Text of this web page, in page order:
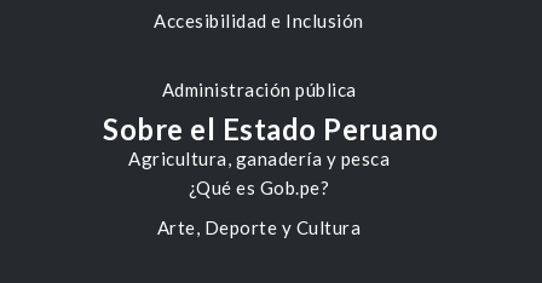
Accesibilidad e Inclusión
Administración pública
Agricultura, ganadería y pesca
Arte, Deporte y Cultura
Sobre el Estado Peruano
¿Qué es Gob.pe?